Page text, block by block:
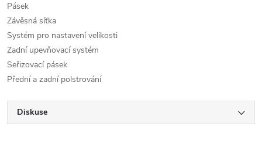
Pásek
Závěsná síťka
Systém pro nastavení velikosti
Zadní upevňovací systém
Seřizovací pásek
Přední a zadní polstrování
Diskuse